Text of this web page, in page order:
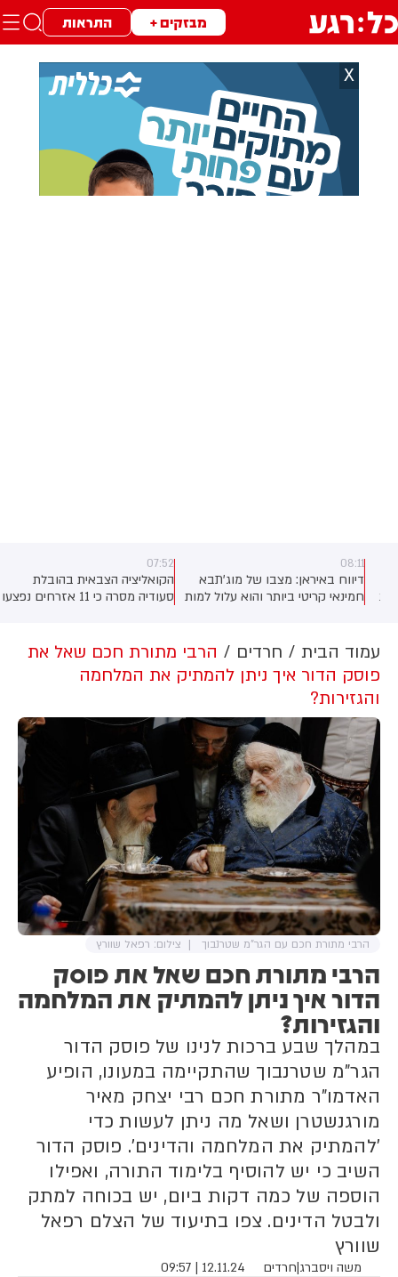
מבזקים + התראות
X
08:11
דיווח באיראן: מצבו של מוג'תבא
חמינאי קריטי ביותר והוא עלול למות
האופוזיציה IranWire כי השיח על
מצבו מדובר בדרגים הבכירים
ביותר במשטר. לדבריהם, חמינאי
לא נפגש עם אף חבר קבינט מאז
התקיפה האמריקנית שבה נהרג אביו
ובני משפחה נוספים.
07:52
הקואליציה הצבאית בהובלת
סעודיה מסרה כי 11 אזרחים נפצעו
- ילד בן 4.
עמוד הבית חרדים
הרבי מתורת חכם שאל את
פוסק הדור איך ניתן להמתיק את המלחמה
והגזירות?
הרבי מתורת חכם שאל את פוסק
הדור איך ניתן להמתיק את המלחמה
והגזירות?
במהלך שבע ברכות לנינו של פוסק הדור
הגר"מ שטרנבוך שהתקיימה במעונו, הופיע
האדמו"ר מתורת חכם רבי יצחק מאיר
מורגנשטרן ושאל מה ניתן לעשות כדי
'להמתיק את המלחמה והדינים'. פוסק הדור
השיב כי יש להוסיף בלימוד התורה, ואפילו
הוספה של כמה דקות ביום, יש בכוחה למתק
ולבטל הדינים. צפו בתיעוד של הצלם רפאל
שוורץ
משה ויסברג|חרדים 12.11.24 | 09:57
הרבי מתורת חכם עם הגר"מ שטרנבוך צילום: רפאל שוורץ